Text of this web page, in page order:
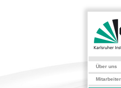
Über uns
Mitarbeiter